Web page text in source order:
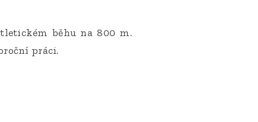
běhu na 800 m.
práci.